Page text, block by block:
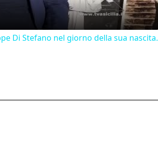
Di Stefano nel giorno della sua nascita.